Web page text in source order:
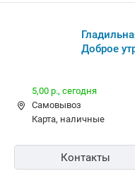
Доброе
5,00 р., сегодня
Самовывоз
карта, наличные
Контакты